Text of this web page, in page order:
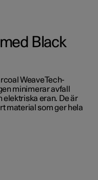
Black
WeaveTech-
minimerar avfall
eran. De är
material som ger hela